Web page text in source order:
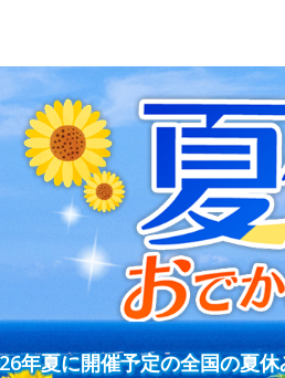
年夏に開催予定の全国の夏